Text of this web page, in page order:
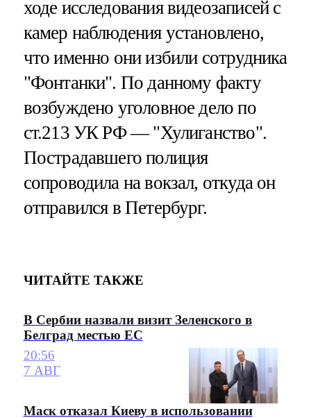
ходе исследования видеозаписей с
камер наблюдения установлено,
что именно они избили сотрудника
"Фонтанки". По данному факту
возбуждено уголовное дело по
ст.213 УК РФ — "Хулиганство".
Пострадавшего полиция
сопроводила на вокзал, откуда он
отправился в Петербург.
ЧИТАЙТЕ ТАКЖЕ
В Сербии назвали визит Зеленского в
Белград местью ЕС
20:56
7 АВГ
Маск отказал Киеву в использовании